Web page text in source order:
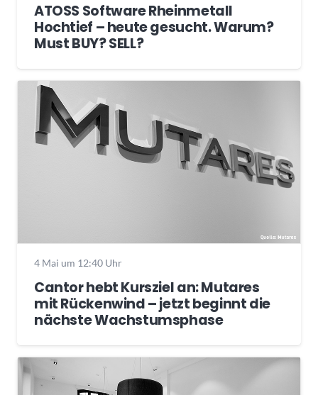
ATOSS Software Rheinmetall
Hochtief – heute gesucht. Warum?
Must BUY? SELL?
4 Mai um 12:40 Uhr
Cantor hebt Kursziel an: Mutares
mit Rückenwind – jetzt beginnt die
nächste Wachstumsphase